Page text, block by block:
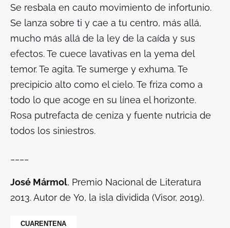
Se resbala en cauto movimiento de infortunio.
Se lanza sobre ti y cae a tu centro, más allá,
mucho más allá de la ley de la caída y sus
efectos. Te cuece lavativas en la yema del
temor. Te agita. Te sumerge y exhuma. Te
precipicio alto como el cielo. Te friza como a
todo lo que acoge en su línea el horizonte.
Rosa putrefacta de ceniza y fuente nutricia de
todos los siniestros.
José Mármol, Premio Nacional de Literatura
2013. Autor de Yo, la isla dividida (Visor, 2019).
CUARENTENA